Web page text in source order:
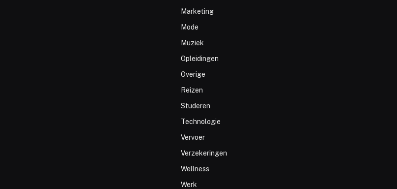
Marketing
Mode
Muziek
Opleidingen
Overige
Reizen
Studeren
Technologie
Vervoer
Verzekeringen
Wellness
Werk